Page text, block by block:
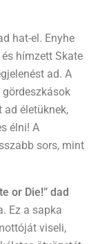
hat-el. Enyhe
hímzett Skate
ad. A
gördeszkások
ad életüknek,
élni! A
sors, mint
or Die!” dad
Ez a sapka
viseli,